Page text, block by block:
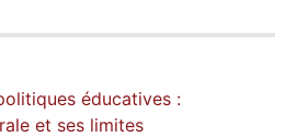
éducatives :
et ses limites